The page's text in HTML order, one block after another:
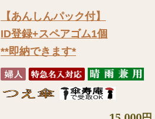
【あんしんパック付】
ID登録+スペアゴム1個
**即納できます*